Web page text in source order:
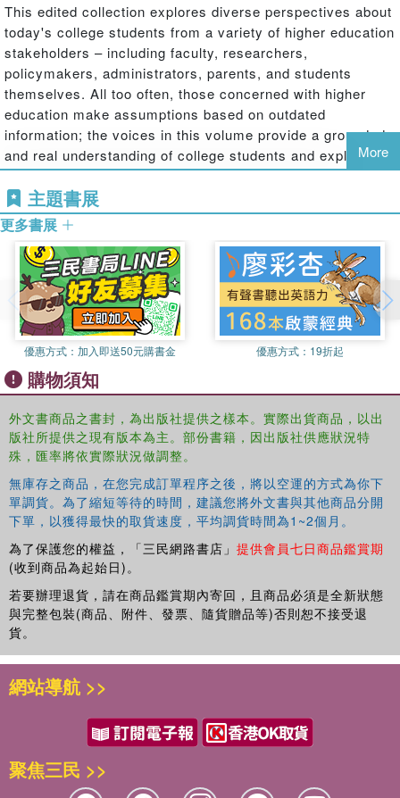
This edited collection explores diverse perspectives about
today's college students from a variety of higher education
stakeholders – including faculty, researchers,
policymakers, administrators, parents, and students
themselves. All too often, those concerned with higher
education make assumptions based on outdated
information; the voices in this volume provide a grounded
and real understanding of college students and explore
how we might better support them in our colleges and
universities. Each section includes a series of essays,
with a culminating chapter written by scholars who
analyze, contextualize, and ground these perspectives in
theory.Multiple Perspectives on College Studentsbrings
current data and experience to light in a way that helps
readers understand the needs and opportunities for
supporting all college students for success.
More
主題書展
更多書展
優惠方式： 加入即送50元購書金 優惠方式： 19折起
購物須知
外文書商品之書封，為出版社提供之樣本。實際出貨商品，以出
版社所提供之現有版本為主。部份書籍，因出版社供應狀況特
殊，匯率將依實際狀況做調整。
無庫存之商品，在您完成訂單程序之後，將以空運的方式為你下
單調貨。為了縮短等待的時間，建議您將外文書與其他商品分開
下單，以獲得最快的取貨速度，平均調貨時間為1~2個月。
為了保護您的權益，「三民網路書店」 提供會員七日商品鑑賞期
(收到商品為起始日)。
若要辦理退貨，請在商品鑑賞期內寄回，且商品必須是全新狀態
與完整包裝(商品、附件、發票、隨貨贈品等)否則恕不接受退
貨。
網站導航 >>
聚焦三民 >>